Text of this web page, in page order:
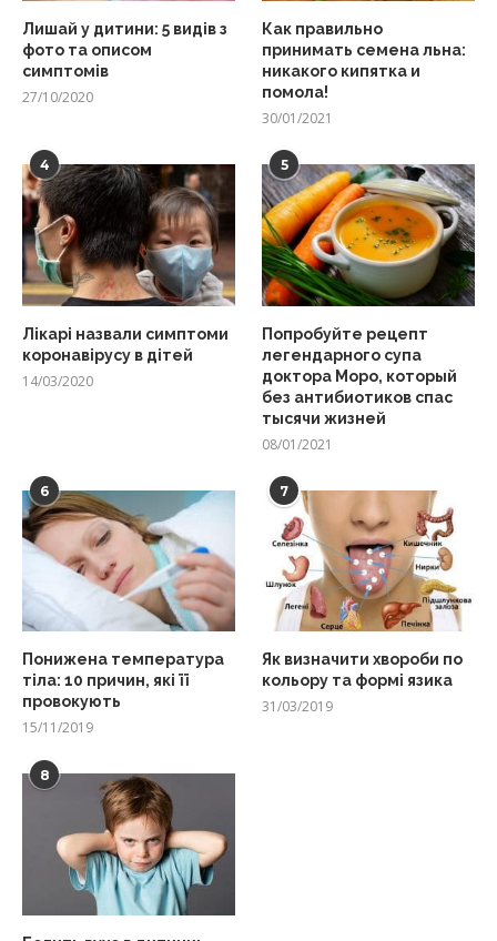
Лишай у дитини: 5 видів з
фото та описом
симптомів
27/10/2020
Как правильно
принимать семена льна:
никакого кипятка и
помола!
30/01/2021
4
Лікарі назвали симптоми
коронавірусу в дітей
14/03/2020
5
Попробуйте рецепт
легендарного супа
доктора Моро, который
без антибиотиков спас
тысячи жизней
08/01/2021
6
Понижена температура
тіла: 10 причин, які її
провокують
15/11/2019
7
Як визначити хвороби по
кольору та формі язика
31/03/2019
8